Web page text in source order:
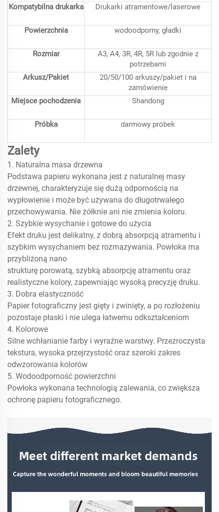
Kompatybilna drukarka Drukarki atramentowe/laserowe
Powierzchnia wodoodporny, gładki
Rozmiar
A3, A4, 3R, 4R, 5R lub zgodnie z
potrzebami
Arkusz/Pakiet
20/50/100 arkuszy/pakiet i na
zamówienie
Miejsce pochodzenia
Shandong
Próbka darmowy próbek
Zalety
1. Naturalna masa drzewna
Podstawa papieru wykonana jest z naturalnej masy
drzewnej, charakteryzuje się dużą odpornością na
wypłowienie i może być używana do długotrwałego
przechowywania. Nie żółknie ani nie zmienia koloru.
2. Szybkie wysychanie i gotowe do użycia
Efekt druku jest delikatny, z dobrą absorpcją atramentu i
szybkim wysychaniem bez rozmazywania. Powłoka ma
przybliżoną nano
strukturę porowatą, szybką absorpcję atramentu oraz
realistyczne kolory, zapewniając wysoką precyzję druku.
3. Dobra elastyczność
Papier fotograficzny jest gięty i zwinięty, a po rozłożeniu
pozostaje płaski i nie ulega łatwemu odkształceniom
4. Kolorowe
Silne wchłanianie farby i wyraźne warstwy. Przezroczysta
tekstura, wysoka przejrzystość oraz szeroki zakres
odwzorowania kolorów
5. Wodoodporność powierzchni
Powłoka wykonana technologią zalewania, co zwiększa
ochronę papieru fotograficznego.